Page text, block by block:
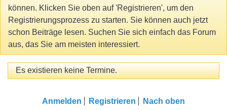
können. Klicken Sie oben auf 'Registrieren', um den
Registrierungsprozess zu starten. Sie können auch jetzt
schon Beiträge lesen. Suchen Sie sich einfach das Forum
aus, das Sie am meisten interessiert.
Es existieren keine Termine.
Anmelden Registrieren Nach oben